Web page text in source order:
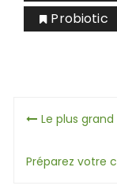
Probiotic
l’article
Le plus
Préparez votre